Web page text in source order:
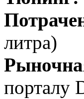
литра)
порталу